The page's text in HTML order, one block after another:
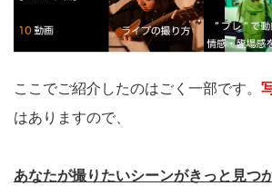
ここでご紹介したのはごく一部です。
はありますので、
あなたが撮りたいシーンがきっと見つ